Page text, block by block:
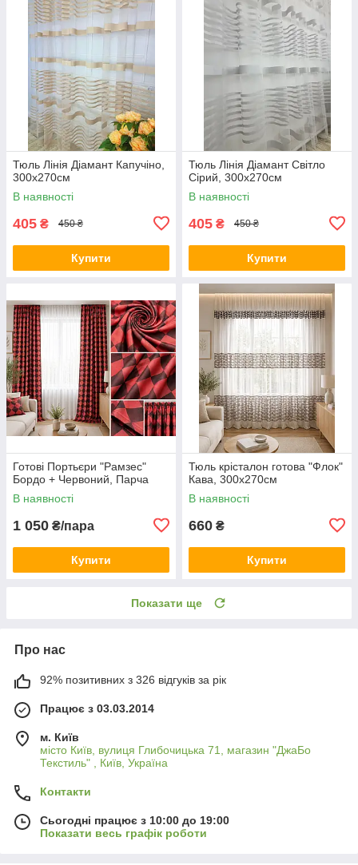
Тюль Лінія Діамант Капучіно,
300х270см
В наявності
405 ₴ 450 ₴
Купити
Тюль Лінія Діамант Світло
Сірий, 300х270см
В наявності
405 ₴ 450 ₴
Купити
Готові Портьєри "Рамзес"
Бордо + Червоний, Парча
В наявності
1 050 ₴/пара
Купити
Тюль крісталон готова "Флок"
Кава, 300х270см
В наявності
660 ₴
Купити
Показати ще
Про нас
92% позитивних з 326 відгуків за рік
Працює з 03.03.2014
м. Київ
місто Київ, вулиця Глибочицька 71, магазин "ДжаБо
Текстиль" , Київ, Україна
Контакти
Сьогодні працює з 10:00 до 19:00
Показати весь графік роботи